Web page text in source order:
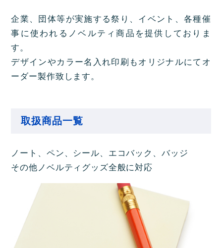
企業、団体等が実施する祭り、イベント、各種催
事に使われるノベルティ商品を提供しておりま
す。
デザインやカラー名入れ印刷もオリジナルにてオ
ーダー製作致します。
取扱商品一覧
ノート、ペン、シール、エコバック、バッジ
その他ノベルティグッズ全般に対応